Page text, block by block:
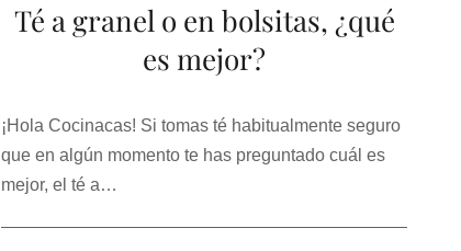
Té a granel o en bolsitas, ¿qué
es mejor?
¡Hola Cocinacas! Si tomas té habitualmente seguro
que en algún momento te has preguntado cuál es
mejor, el té a…